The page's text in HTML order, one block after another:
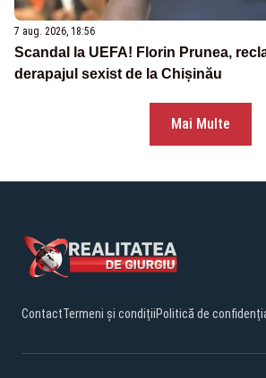
7 aug. 2026, 18:56
Scandal la UEFA! Florin Prunea,
derapajul sexist de la Chișinău
Mai Multe
ContactTermeni și condițiiPolitică de